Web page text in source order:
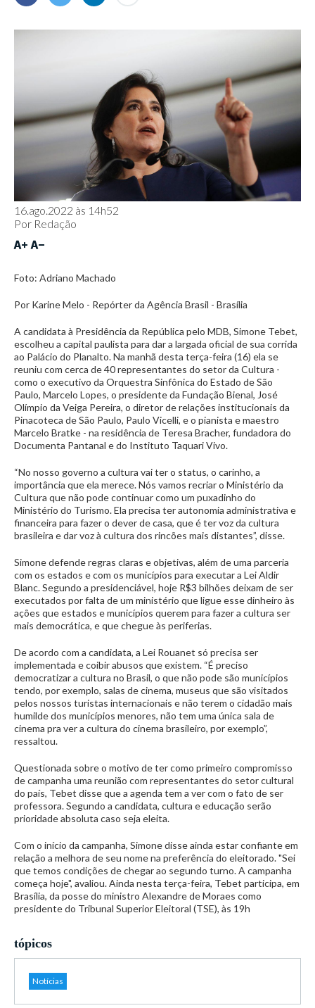
16.ago.2022 às 14h52
Por Redação
Foto: Adriano Machado
Por Karine Melo - Repórter da Agência Brasil - Brasília
A candidata à Presidência da República pelo MDB, Simone Tebet,
escolheu a capital paulista para dar a largada oficial de sua corrida
ao Palácio do Planalto. Na manhã desta terça-feira (16) ela se
reuniu com cerca de 40 representantes do setor da Cultura -
como o executivo da Orquestra Sinfônica do Estado de São
Paulo, Marcelo Lopes, o presidente da Fundação Bienal, José
Olímpio da Veiga Pereira, o diretor de relações institucionais da
Pinacoteca de São Paulo, Paulo Vicelli, e o pianista e maestro
Marcelo Bratke - na residência de Teresa Bracher, fundadora do
Documenta Pantanal e do Instituto Taquari Vivo.
“No nosso governo a cultura vai ter o status, o carinho, a
importância que ela merece. Nós vamos recriar o Ministério da
Cultura que não pode continuar como um puxadinho do
Ministério do Turismo. Ela precisa ter autonomia administrativa e
financeira para fazer o dever de casa, que é ter voz da cultura
brasileira e dar voz à cultura dos rincões mais distantes”, disse.
Simone defende regras claras e objetivas, além de uma parceria
com os estados e com os municípios para executar a Lei Aldir
Blanc. Segundo a presidenciável, hoje R$3 bilhões deixam de ser
executados por falta de um ministério que ligue esse dinheiro às
ações que estados e municípios querem para fazer a cultura ser
mais democrática, e que chegue às periferias.
De acordo com a candidata, a Lei Rouanet só precisa ser
implementada e coibir abusos que existem. “É preciso
democratizar a cultura no Brasil, o que não pode são municípios
tendo, por exemplo, salas de cinema, museus que são visitados
pelos nossos turistas internacionais e não terem o cidadão mais
humilde dos municípios menores, não tem uma única sala de
cinema pra ver a cultura do cinema brasileiro, por exemplo”,
ressaltou.
Questionada sobre o motivo de ter como primeiro compromisso
de campanha uma reunião com representantes do setor cultural
do país, Tebet disse que a agenda tem a ver com o fato de ser
professora. Segundo a candidata, cultura e educação serão
prioridade absoluta caso seja eleita.
Com o início da campanha, Simone disse ainda estar confiante em
relação a melhora de seu nome na preferência do eleitorado. "Sei
que temos condições de chegar ao segundo turno. A campanha
começa hoje", avaliou. Ainda nesta terça-feira, Tebet participa, em
Brasília, da posse do ministro Alexandre de Moraes como
presidente do Tribunal Superior Eleitoral (TSE), às 19h
tópicos
Notícias